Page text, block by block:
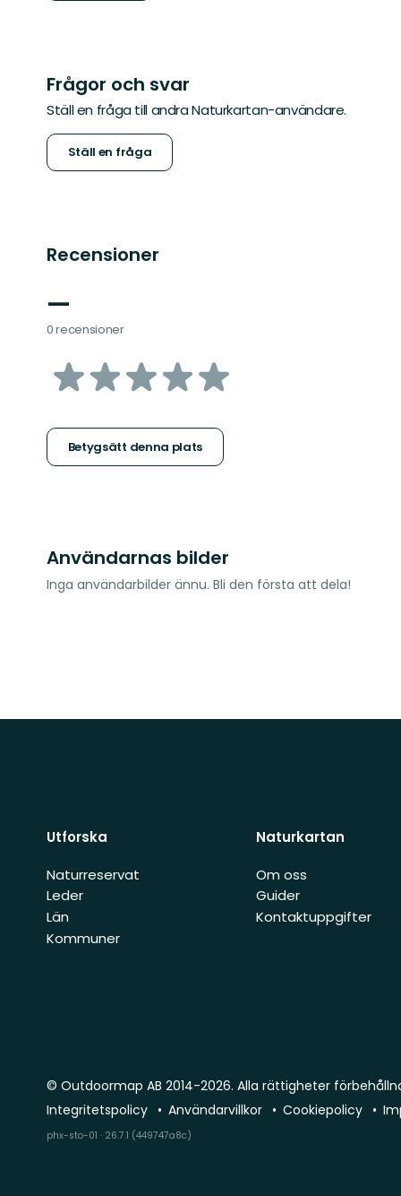
Frågor och svar
Ställ en fråga till andra Naturkartan-användare.
Ställ en fråga
Recensioner
—
0 recensioner
av
stjärnor
Betygsätt denna plats
Användarnas bilder
Inga användarbilder ännu. Bli den första att dela!
Utforska
Naturreservat
Leder
Län
Kommuner
Naturkartan
Om oss
Guider
Kontaktuppgifter
© Outdoormap AB 2014-2026. Alla rättigheter
Integritetspolicy
Användarvillkor Cookiepolicy
phx-sto-01 · 26.7.1 (449747a8c)